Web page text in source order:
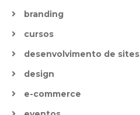
branding
cursos
desenvolvimento de sites
design
e-commerce